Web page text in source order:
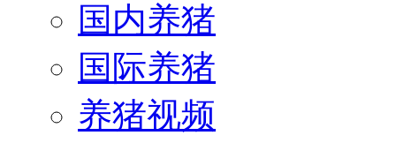
国内养猪
国际养猪
养猪视频